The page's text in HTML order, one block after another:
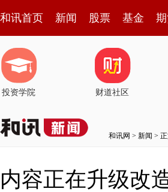
和讯首页 新闻 股票 基金
投资学院 财道社区
和讯网 > 新闻 >
内容正在升级改